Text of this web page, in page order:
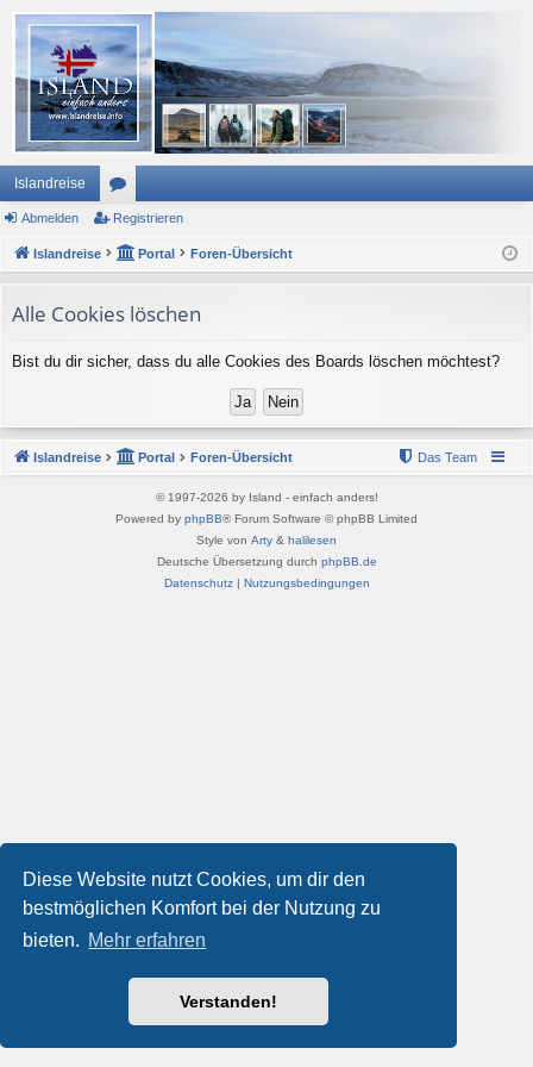
Diese Website nutzt Cookies, um dir den
bestmöglichen Komfort bei der Nutzung zu
bieten. Mehr erfahren
Verstanden!
Islandreise
or
en
Abmelden Registrieren
Islandreise Portal Foren-Übersicht
Alle Cookies löschen
Bist du dir sicher, dass du alle Cookies des Boards löschen möchtest?
Islandreise Portal Foren-Übersicht Das Team
© 1997-2026 by Island - einfach anders!
Powered by phpBB® Forum Software © phpBB Limited
Style von Arty & halilesen
Deutsche Übersetzung durch phpBB.de
Datenschutz| Nutzungsbedingungen